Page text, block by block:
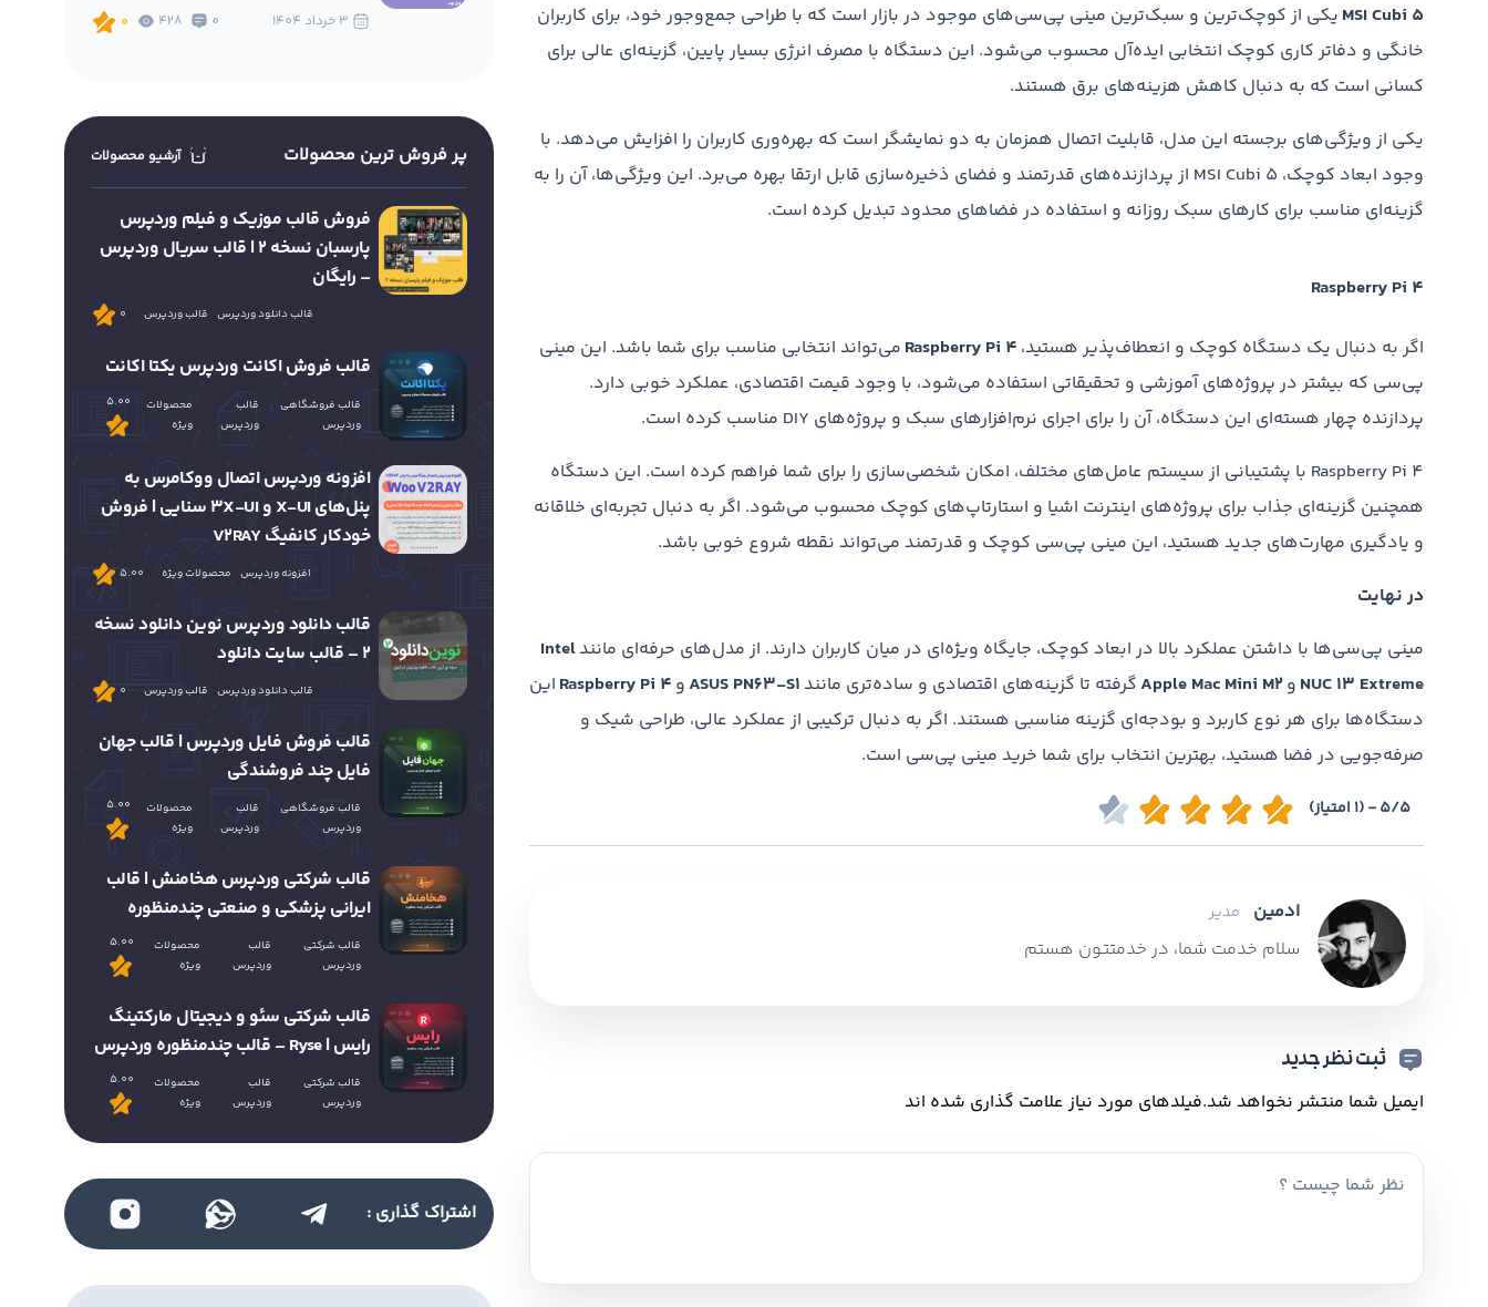
MSI Cubi 5 یکی از کوچک‌ترین و سبک‌ترین مینی پی‌سی‌های موجود در بازار است که با طراحی جمع‌وجور خود، برای کاربران
خانگی و دفاتر کاری کوچک انتخابی ایده‌آل محسوب می‌شود. این دستگاه با مصرف انرژی بسیار پایین، گزینه‌ای عالی برای
کسانی است که به دنبال کاهش هزینه‌های برق هستند.
یکی از ویژگی‌های برجسته این مدل، قابلیت اتصال همزمان به دو نمایشگر است که بهره‌وری کاربران را افزایش می‌دهد. با
وجود ابعاد کوچک، MSI Cubi 5 از پردازنده‌های قدرتمند و فضای ذخیره‌سازی قابل ارتقا بهره می‌برد. این ویژگی‌ها، آن را به
گزینه‌ای مناسب برای کارهای سبک روزانه و استفاده در فضاهای محدود تبدیل کرده است.
Raspberry Pi 4
اگر به دنبال یک دستگاه کوچک و انعطاف‌پذیر هستید، Raspberry Pi 4 می‌تواند انتخابی مناسب برای شما باشد. این مینی
پی‌سی که بیشتر در پروژه‌های آموزشی و تحقیقاتی استفاده می‌شود، با وجود قیمت اقتصادی، عملکرد خوبی دارد.
پردازنده چهار هسته‌ای این دستگاه، آن را برای اجرای نرم‌افزارهای سبک و پروژه‌های DIY مناسب کرده است.
Raspberry Pi 4 با پشتیبانی از سیستم عامل‌های مختلف، امکان شخصی‌سازی را برای شما فراهم کرده است. این دستگاه
همچنین گزینه‌ای جذاب برای پروژه‌های اینترنت اشیا و استارتاپ‌های کوچک محسوب می‌شود. اگر به دنبال تجربه‌ای خلاقانه
و یادگیری مهارت‌های جدید هستید، این مینی پی‌سی کوچک و قدرتمند می‌تواند نقطه شروع خوبی باشد.
در نهایت
مینی پی‌سی‌ها با داشتن عملکرد بالا در ابعاد کوچک، جایگاه ویژه‌ای در میان کاربران دارند. از مدل‌های حرفه‌ای مانندIntel
NUC 13 Extreme وApple Mac Mini M2 گرفته تا گزینه‌های اقتصادی و ساده‌تری مانند ASUS PN63-S1 و Raspberry Pi 4 این
دستگاه‌ها برای هر نوع کاربرد و بودجه‌ای گزینه‌ مناسبی هستند. اگر به دنبال ترکیبی از عملکرد عالی، طراحی شیک و
صرفه‌جویی در فضا هستید، بهترین انتخاب برای شما خرید مینی پی‌سی است.
5/5 - (1 امتیاز)
ادمین مدیر
سلام خدمت شما، در خدمتتون هستم
ثبت نظر جدید
ایمیل شما منتشر نخواهد شد.فیلدهای مورد نیاز علامت گذاری شده اند
0
428
0
پر فروش ترین محصولات آرشیو محصولات
فروش قالب موزیک و فیلم وردپرس
پارسبان نسخه 2 | قالب سریال وردپرس
– رایگان
قالب دانلود وردپرس قالب وردپرس 0
قالب فروش اکانت وردپرس یکتا اکانت
قالب فروشگاهی
وردپرس
قالب
وردپرس
محصولات
ویژه
5.00
افزونه وردپرس اتصال ووکامرس به
پنل‌های X-UI و 3X-UI سنایی | فروش
خودکار کانفیگ V2RAY
افزونه وردپرس محصولات ویژه 5.00
قالب دانلود وردپرس نوین دانلود نسخه
2 – قالب سایت دانلود
قالب دانلود وردپرس قالب وردپرس 0
قالب فروش فایل وردپرس | قالب جهان
فایل چند فروشندگی
قالب فروشگاهی
وردپرس
قالب
وردپرس
محصولات
ویژه
5.00
قالب شرکتی وردپرس هخامنش | قالب
ایرانی پزشکی و صنعتی چندمنظوره
قالب شرکتی
وردپرس
قالب
وردپرس
محصولات
ویژه
5.00
قالب شرکتی سئو و دیجیتال مارکتینگ
رایس | Ryse – قالب چندمنظوره وردپرس
قالب شرکتی
وردپرس
قالب
وردپرس
محصولات
ویژه
5.00
اشتراک گذاری :